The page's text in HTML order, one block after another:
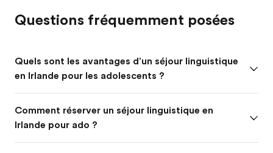
Questions fréquemment posées
Quels sont les avantages d'un séjour linguistique
en Irlande pour les adolescents ?
Comment réserver un séjour linguistique en
Irlande pour ado ?